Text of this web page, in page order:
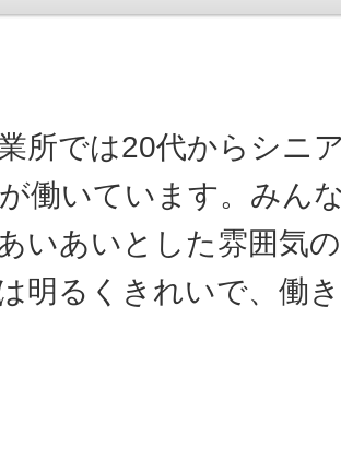
所では20代からシニ
働いています。みん
いあいとした雰囲気
明るくきれいで、働